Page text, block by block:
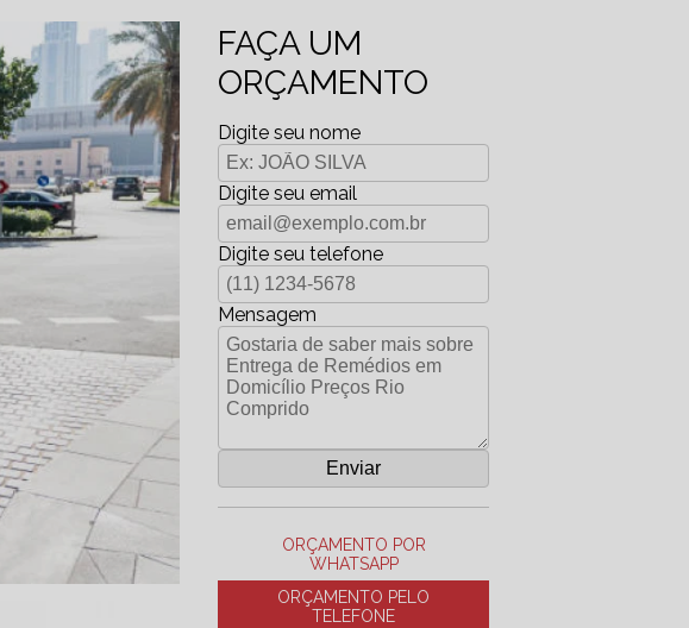
FAÇA UM
ORÇAMENTO
Digite seu nome
Digite seu email
Digite seu telefone
Mensagem
ORÇAMENTO POR
WHATSAPP
ORÇAMENTO PELO
TELEFONE